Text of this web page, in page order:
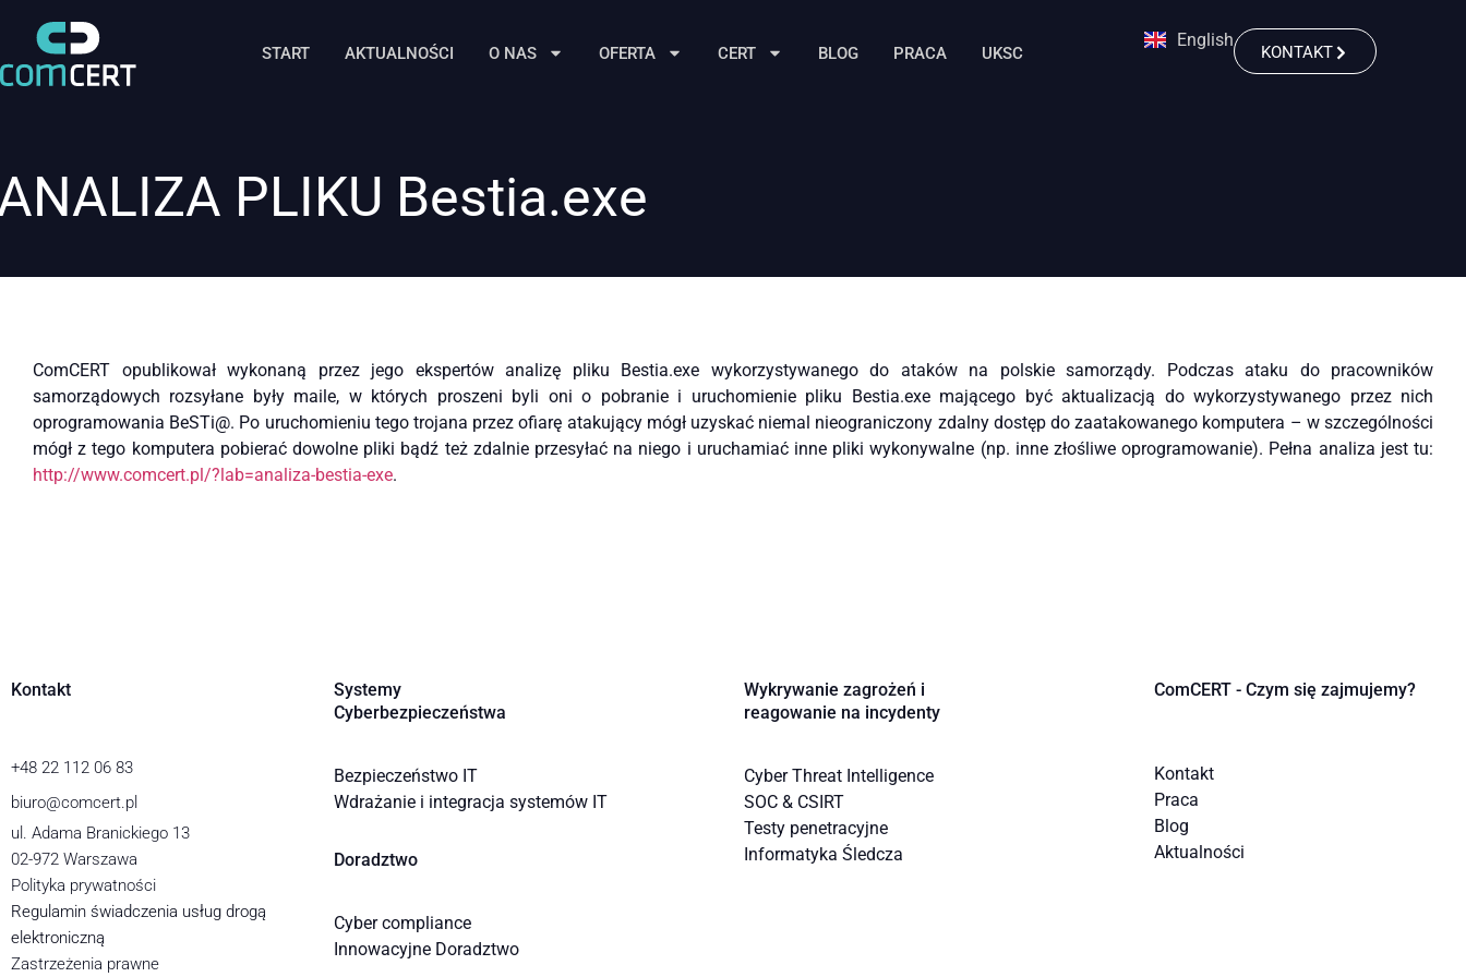
START AKTUALNOŚCI O NAS OFERTA CERT BLOG PRACA UKSC
English
KONTAKT
PLIKU Bestia.exe
ComCERT opublikował wykonaną przez jego ekspertów analizę pliku Bestia.exe wykorzystywanego do ataków na polskie samorządy. Podczas ataku do pracowników
samorządowych rozsyłane były maile, w których proszeni byli oni o pobranie i uruchomienie pliku Bestia.exe mającego być aktualizacją do wykorzystywanego przez nich
oprogramowania BeSTi@. Po uruchomieniu tego trojana przez ofiarę atakujący mógł uzyskać niemal nieograniczony zdalny dostęp do zaatakowanego komputera – w szczególności
mógł z tego komputera pobierać dowolne pliki bądź też zdalnie przesyłać na niego i uruchamiać inne pliki wykonywalne (np. inne złośliwe oprogramowanie). Pełna analiza jest tu:
http://www.comcert.pl/?lab=analiza-bestia-exe.
Kontakt
+48 22 112 06 83
biuro@comcert.pl
ul. Adama Branickiego 13
02-972 Warszawa
Polityka prywatności
Regulamin świadczenia usług drogą
elektroniczną
Zastrzeżenia prawne
Systemy
Cyberbezpieczeństwa
Bezpieczeństwo IT
Wdrażanie i integracja systemów IT
Doradztwo
Cyber compliance
Innowacyjne Doradztwo
Wykrywanie zagrożeń i
reagowanie na incydenty
Cyber Threat Intelligence
SOC & CSIRT
Testy penetracyjne
Informatyka Śledcza
ComCERT - Czym się zajmujemy?
Kontakt
Praca
Blog
Aktualności